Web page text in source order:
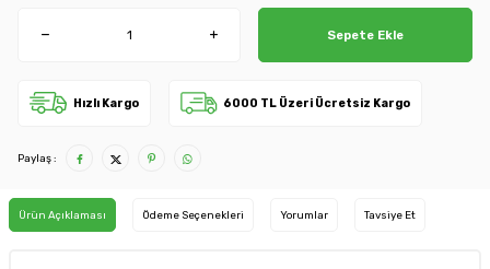
Sepete Ekle
Hızlı Kargo 6000 TL Üzeri Ücretsiz Kargo
Paylaş :
Ürün Açıklaması Ödeme Seçenekleri Yorumlar Tavsiye Et